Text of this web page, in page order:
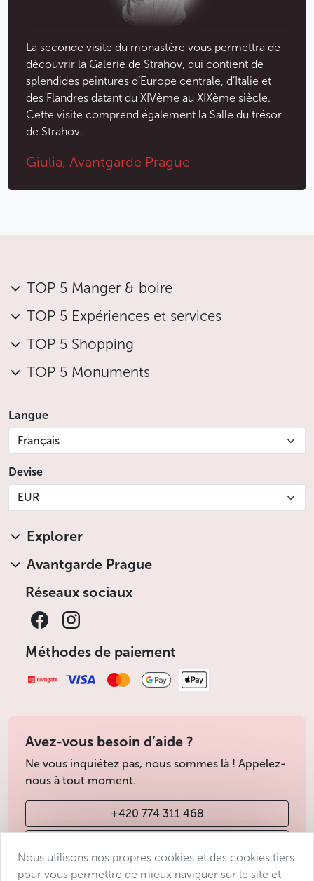
La seconde visite du monastère vous permettra de
découvrir la Galerie de Strahov, qui contient de
splendides peintures d’Europe centrale, d’Italie et
des Flandres datant du XIVème au XIXème siècle.
Cette visite comprend également la Salle du trésor
de Strahov.
Giulia, Avantgarde Prague
TOP 5 Manger & boire
TOP 5 Expériences et services
TOP 5 Shopping
TOP 5 Monuments
Langue
Français
Devise
EUR
Explorer
Avantgarde Prague
Réseaux sociaux
Méthodes de paiement
Avez-vous besoin d’aide ?
Ne vous inquiétez pas, nous sommes là ! Appelez-
nous à tout moment.
+420 774 311 468
Nous utilisons nos propres cookies et des cookies tiers
pour vous permettre de mieux naviguer sur le site et